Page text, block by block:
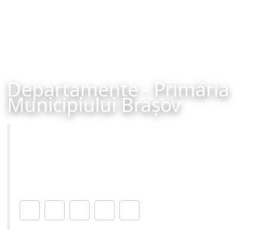
Departamente - Primăria
Municipiului Brașov